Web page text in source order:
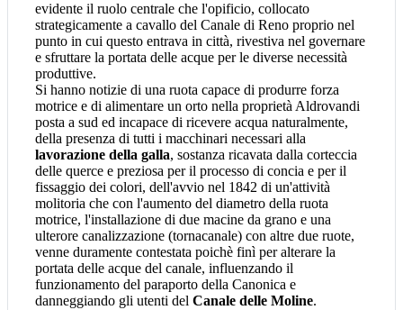
evidente il ruolo centrale che l'opificio, collocato
strategicamente a cavallo del Canale di Reno proprio nel
punto in cui questo entrava in città, rivestiva nel governare
e sfruttare la portata delle acque per le diverse necessità
produttive.
Si hanno notizie di una ruota capace di produrre forza
motrice e di alimentare un orto nella proprietà Aldrovandi
posta a sud ed incapace di ricevere acqua naturalmente,
della presenza di tutti i macchinari necessari alla
lavorazione della galla, sostanza ricavata dalla corteccia
delle querce e preziosa per il processo di concia e per il
fissaggio dei colori, dell'avvio nel 1842 di un'attività
molitoria che con l'aumento del diametro della ruota
motrice, l'installazione di due macine da grano e una
ulterore canalizzazione (tornacanale) con altre due ruote,
venne duramente contestata poichè finì per alterare la
portata delle acque del canale, influenzando il
funzionamento del paraporto della Canonica e
danneggiando gli utenti del Canale delle Moline.